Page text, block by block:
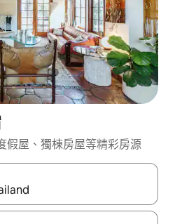
假屋、獨棟房屋等精彩房源
請使用上下箭頭，或輕點、滑動裝置。